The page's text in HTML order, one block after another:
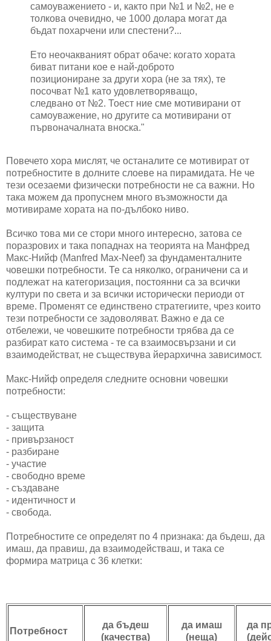
самоуважението - и, както при №1 и №2, не е
толкова очевидно, че 1000 долара могат да
бъдат похарчени или спестени?...
Ето неочакваният обрат обаче: когато хората
биват питани кое е най-доброто
позициониране за други хора (не за тях), те
посочват №1 като удовлетворяващо,
следвано от №2. Тоест ние сме мотивирани от
самоуважение, но другите са мотивирани от
първоначалната вноска."
Повечето хора мислят, че останалите се мотивират от
потребностите в долните слоеве на пирамидата. Не че
тези осезаеми физически потребности не са важни. Но
така можем да пропуснем много възможности да
мотивираме хората на по-дълбоко ниво.
Всичко това ми се стори много интересно, затова се
поразрових и така попаднах на теорията на Манфред
Макс-Нийф (Manfred Max-Neef) за фундаменталните
човешки потребности. Те са няколко, ограничени са и
подлежат на категоризация, постоянни са за всички
култури по света и за всички исторически периоди от
време. Променят се единствено стратегиите, чрез които
тези потребности се задоволяват. Важно е да се
отбележи, че човешките потребности трябва да се
разбират като система - те са взаимосвързани и си
взаимодействат, не съществува йерархична зависимост.
Макс-Нийф определя следните основни човешки
потребности:
- съществуване
- защита
- привързаност
- разбиране
- участие
- свободно време
- създаване
- идентичност и
- свобода.
Потребностите се определят по 4 признака: да бъдеш, да
имаш, да правиш, да взаимодействаш, и така се
формира матрица с 36 клетки:
Потребност
да бъдеш
(качества)
да имаш
(неща)
да